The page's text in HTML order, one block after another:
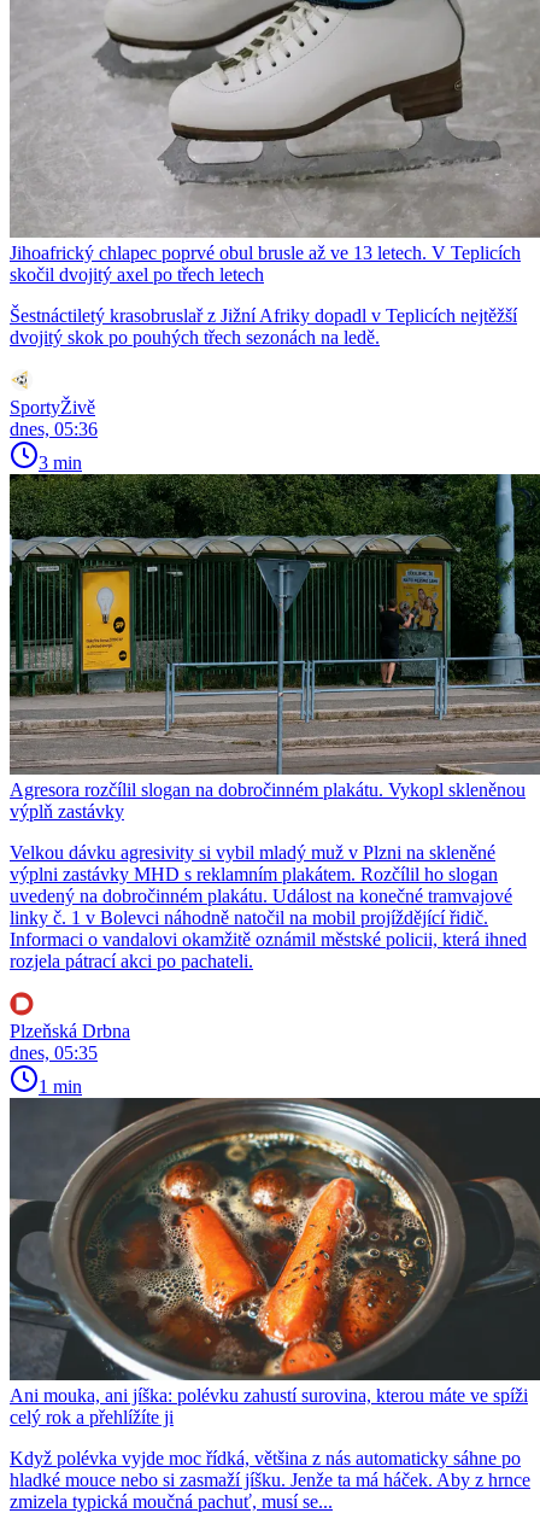
Jihoafrický chlapec poprvé obul brusle až ve 13 letech. V Teplicích
skočil dvojitý axel po třech letech
Šestnáctiletý krasobruslař z Jižní Afriky dopadl v Teplicích nejtěžší
dvojitý skok po pouhých třech sezonách na ledě.
SportyŽivě
dnes, 05:36
3 min
Agresora rozčílil slogan na dobročinném plakátu. Vykopl skleněnou
výplň zastávky
Velkou dávku agresivity si vybil mladý muž v Plzni na skleněné
výplni zastávky MHD s reklamním plakátem. Rozčílil ho slogan
uvedený na dobročinném plakátu. Událost na konečné tramvajové
linky č. 1 v Bolevci náhodně natočil na mobil projíždějící řidič.
Informaci o vandalovi okamžitě oznámil městské policii, která ihned
rozjela pátrací akci po pachateli.
Plzeňská Drbna
dnes, 05:35
1 min
Ani mouka, ani jíška: polévku zahustí surovina, kterou máte ve spíži
celý rok a přehlížíte ji
Když polévka vyjde moc řídká, většina z nás automaticky sáhne po
hladké mouce nebo si zasmaží jíšku. Jenže ta má háček. Aby z hrnce
zmizela typická moučná pachuť, musí se...